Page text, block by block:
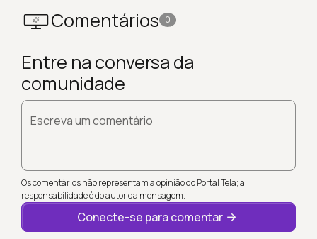
Comentários 0
Entre na conversa da
comunidade
Escreva um comentário
Os comentários não representam a opinião do Portal Tela; a
responsabilidade é do autor da mensagem.
Conecte-se para comentar